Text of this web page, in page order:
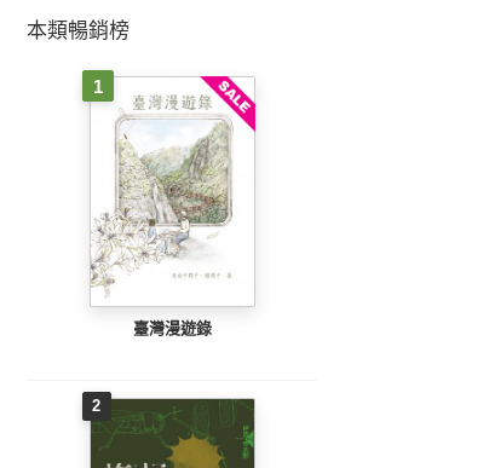
本類暢銷榜
1
臺灣漫遊錄
2